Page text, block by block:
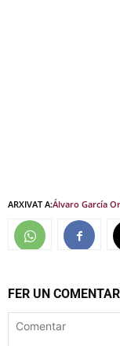
ARXIVAT A:Álvaro García
FER UN